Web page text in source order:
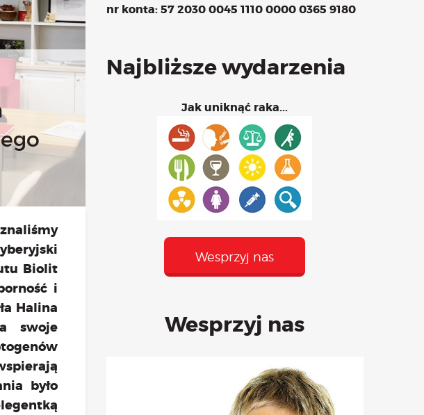
Biolit
i
Halina
swoje
było
nr konta: 57 2030 0045 1110 0000 0365 9180
Najbliższe wydarzenia
Jak uniknąć raka...
Wesprzyj nas
Wesprzyj nas
marzec – kwiecień – maj
i LIVE’y)
zdrowe